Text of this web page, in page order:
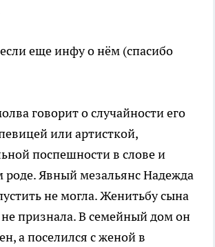
еще инфу о нём (спасибо
говорит о случайности его
или артисткой,
поспешности в слове и
роде. Явный мезальянс Надежда
не могла. Женитьбу сына
признала. В семейный дом он
а поселился с женой в